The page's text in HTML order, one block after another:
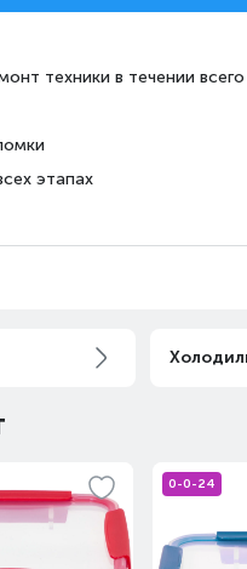
техники в течении
этапах
0-0-24